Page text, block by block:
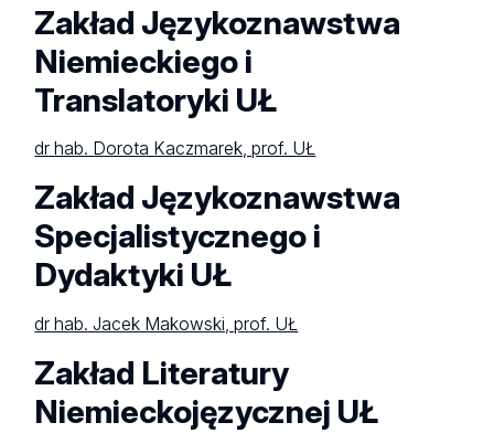
Zakład Językoznawstwa
Niemieckiego i
Translatoryki UŁ
dr hab. Dorota Kaczmarek, prof. UŁ
Zakład Językoznawstwa
Specjalistycznego i
Dydaktyki UŁ
dr hab. Jacek Makowski, prof. UŁ
Zakład Literatury
Niemieckojęzycznej UŁ